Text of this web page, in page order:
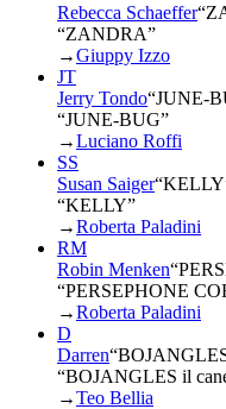
Rebecca Schaeffer“
“ZANDRA”
→Giuppy Izzo
JT
Jerry Tondo“JUNE-
“JUNE-BUG”
→Luciano Roffi
SS
Susan Saiger“KELLY
“KELLY”
→Roberta Paladini
RM
Robin Menken“
“PERSEPHONE
→Roberta Paladini
D
Darren“
“BOJANGLES il
→Teo Bellia